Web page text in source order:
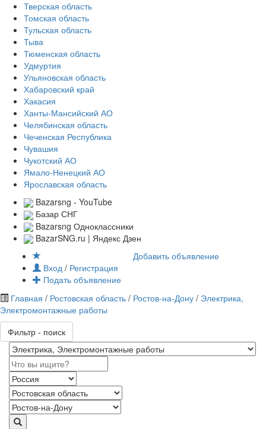
Тверская область
Томская область
Тульская область
Тыва
Тюменская область
Удмуртия
Ульяновская область
Хабаровский край
Хакасия
Ханты-Мансийский АО
Челябинская область
Чеченская Республика
Чувашия
Чукотский АО
Ямало-Ненецкий АО
Ярославская область
Bazarsng - YouTube
Базар СНГ
Bazarsng Одноклассники
BazarSNG.ru | Яндекс Дзен
Вход / Регистрация
Подать объявление
Добавить объявление
Главная / Ростовская область / Ростов-на-Дону / Электрика,
Электромонтажные работы
Фильтр - поиск